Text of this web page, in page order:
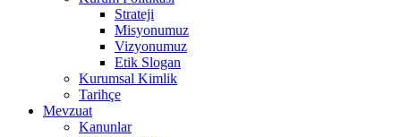
Strateji
Misyonumuz
Vizyonumuz
Etik Slogan
Kurumsal Kimlik
Tarihçe
Mevzuat
Kanunlar